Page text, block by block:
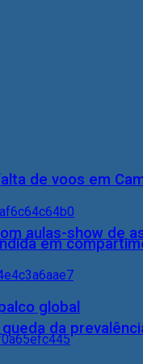
aulas-show de
da
de voos em
em
global